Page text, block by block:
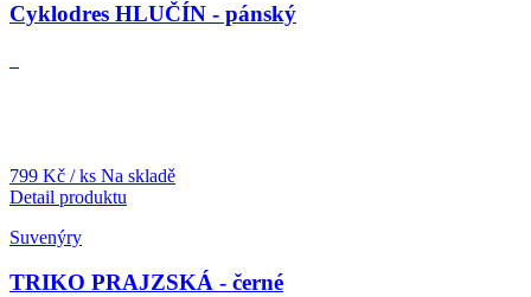
Cyklodres HLUČÍN - pánský
799 Kč / ks Na skladě
Detail produktu
Suvenýry
TRIKO PRAJZSKÁ - černé